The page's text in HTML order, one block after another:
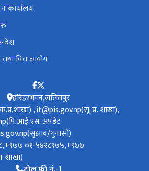
कार्यालय
तथा वित्त आयोग
हरिहरभवन,ललितपुर
, it@pis.gov.np(सू. प्र. शाखा),
अपडेट
गुनासो)
०१-५४२८९७५,+९७७
शाखा)